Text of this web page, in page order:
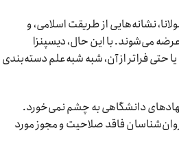
نشانه‌هایی از طریقت اسلامی، و
می‌شوند. با این حال، دیسپنزا
حتی فراتر از آن، شبه شبه‌علم دسته‌بندی
نهادهای دانشگاهی به چشم نمی‌خورد.
فاقد صلاحیت و مجوز مورد